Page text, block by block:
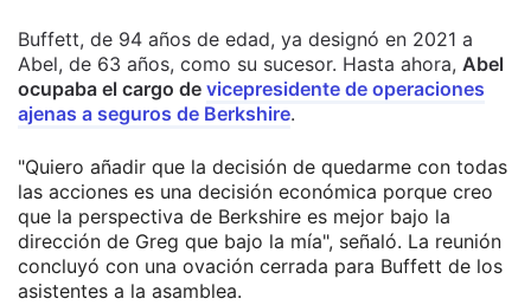
Buffett, de 94 años de edad, ya designó en 2021 a
Abel, de 63 años, como su sucesor. Hasta ahora, Abel
ocupaba el cargo de vicepresidente de operaciones
ajenas a seguros de Berkshire.
"Quiero añadir que la decisión de quedarme con todas
las acciones es una decisión económica porque creo
que la perspectiva de Berkshire es mejor bajo la
dirección de Greg que bajo la mía", señaló. La reunión
concluyó con una ovación cerrada para Buffett de los
asistentes a la asamblea.